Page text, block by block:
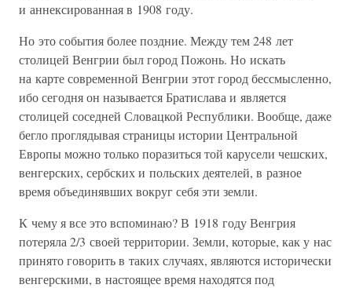
и аннексированная в 1908 году.
Но это события более поздние. Между тем 248 лет
столицей Венгрии был город Пожонь. Но искать
на карте современной Венгрии этот город бессмысленно,
ибо сегодня он называется Братислава и является
столицей соседней Словацкой Республики. Вообще, даже
бегло проглядывая страницы истории Центральной
Европы можно только поразиться той карусели чешских,
венгерских, сербских и польских деятелей, в разное
время объединявших вокруг себя эти земли.
К чему я все это вспоминаю? В 1918 году Венгрия
потеряла 2/3 своей территории. Земли, которые, как у нас
принято говорить в таких случаях, являются исторически
венгерскими, в настоящее время находятся под